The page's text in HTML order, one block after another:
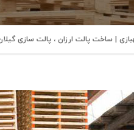
| ساخت پالت ارزان ، پالت سازی